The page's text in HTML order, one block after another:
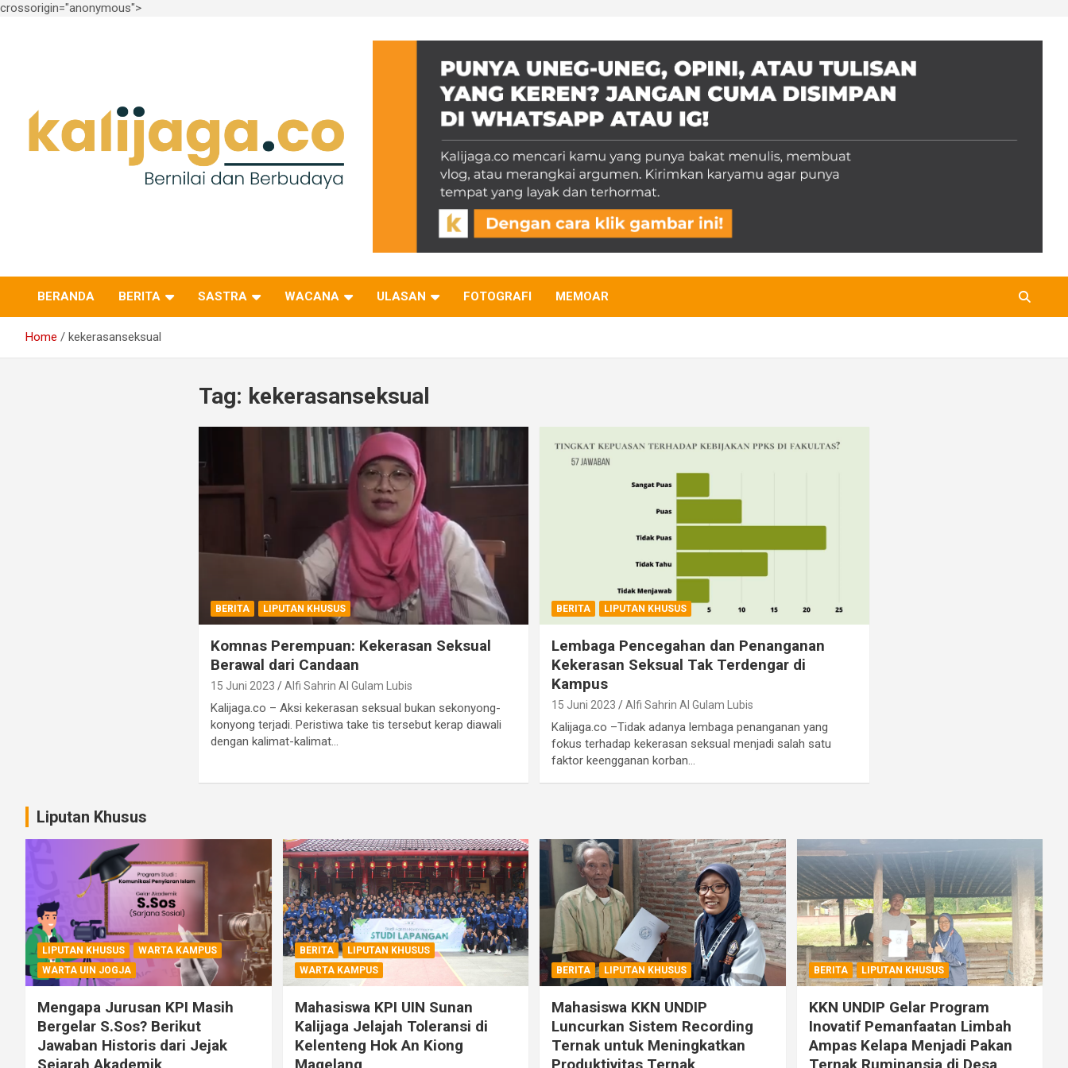
crossorigin="anonymous">
BERANDA BERITA SASTRA WACANA ULASAN FOTOGRAFI MEMOAR
Home kekerasanseksual
Tag: kekerasanseksual
BERITA LIPUTAN KHUSUS
Komnas Perempuan: Kekerasan Seksual
Berawal dari Candaan
15 Juni 2023 Alfi Sahrin Al Gulam Lubis
Kalijaga.co – Aksi kekerasan seksual bukan sekonyong-
konyong terjadi. Peristiwa take tis tersebut kerap diawali
dengan kalimat-kalimat…
BERITA LIPUTAN KHUSUS
Lembaga Pencegahan dan Penanganan
Kekerasan Seksual Tak Terdengar di
Kampus
15 Juni 2023 Alfi Sahrin Al Gulam Lubis
Kalijaga.co –Tidak adanya lembaga penanganan yang
fokus terhadap kekerasan seksual menjadi salah satu
faktor keengganan korban…
Liputan Khusus
LIPUTAN KHUSUS
WARTA KAMPUS
WARTA UIN JOGJA
Mengapa Jurusan KPI Masih
Bergelar S.Sos? Berikut
Jawaban Historis dari Jejak
BERITA
LIPUTAN KHUSUS
WARTA KAMPUS
Mahasiswa KPI UIN Sunan
Kalijaga Jelajah Toleransi di
Kelenteng Hok An Kiong
BERITA LIPUTAN KHUSUS
Mahasiswa KKN UNDIP
Luncurkan Sistem Recording
Ternak untuk Meningkatkan
BERITA LIPUTAN KHUSUS
KKN UNDIP Gelar Program
Inovatif Pemanfaatan Limbah
Ampas Kelapa Menjadi Pakan